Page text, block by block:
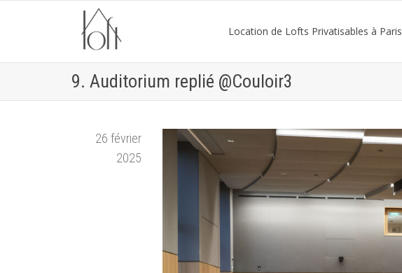
Location de Lofts Privatisables à Paris
9. Auditorium replié @Couloir3
26 février
2025